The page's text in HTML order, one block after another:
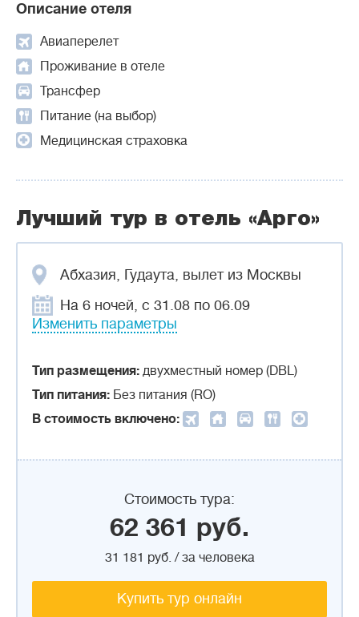
Описание отеля
Авиаперелет
Проживание в отеле
Трансфер
Питание (на выбор)
Медицинская страховка
Лучший тур в отель «Арго»
Абхазия, Гудаута, вылет из Москвы
На 6 ночей, с 31.08 по 06.09
Изменить параметры
Тип размещения: двухместный номер (DBL)
Тип питания: Без питания (RO)
В стоимость включено:
Стоимость тура:
62 361 руб.
31 181 руб. / за человека
Купить тур онлайн